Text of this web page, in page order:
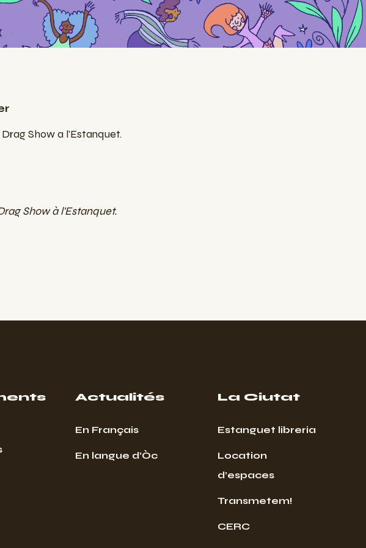
Show a l'Estanquet.
Show à l'Estanquet.
Actualités
En Français
En langue d’Òc
La Ciutat
Estanguet libreria
Location
d’espaces
Transmetem!
CERC